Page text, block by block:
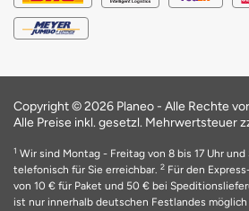
Copyright © 2026 Planeo - Alle Rechte
Alle Preise inkl. gesetzl. Mehrwertsteuer
1 Wir sind Montag - Freitag von 8 bis 17 Uhr und
telefonisch für Sie erreichbar. 2 Für den
von 10 € für Paket und 50 € bei
ist nur innerhalb deutschen Festlandes